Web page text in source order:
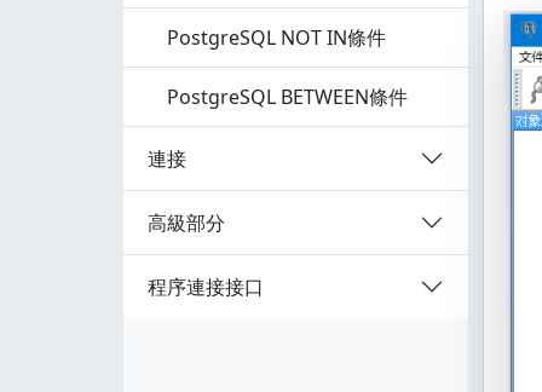
PostgreSQL NOT IN條件
PostgreSQL BETWEEN條件
連接
高級部分
程序連接接口